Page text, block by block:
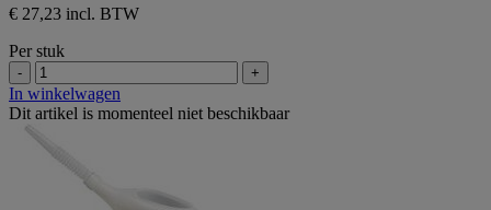
€ 27,23 incl. BTW
Per stuk
- +
In winkelwagen
Dit artikel is momenteel niet beschikbaar